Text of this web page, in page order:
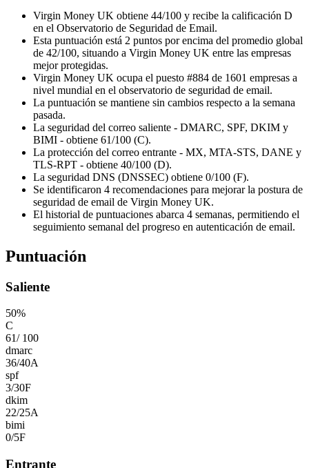
Virgin Money UK obtiene 44/100 y recibe la calificación D
en el Observatorio de Seguridad de Email.
Esta puntuación está 2 puntos por encima del promedio global
de 42/100, situando a Virgin Money UK entre las empresas
mejor protegidas.
Virgin Money UK ocupa el puesto #884 de 1601 empresas a
nivel mundial en el observatorio de seguridad de email.
La puntuación se mantiene sin cambios respecto a la semana
pasada.
La seguridad del correo saliente - DMARC, SPF, DKIM y
BIMI - obtiene 61/100 (C).
La protección del correo entrante - MX, MTA-STS, DANE y
TLS-RPT - obtiene 40/100 (D).
La seguridad DNS (DNSSEC) obtiene 0/100 (F).
Se identificaron 4 recomendaciones para mejorar la postura de
seguridad de email de Virgin Money UK.
El historial de puntuaciones abarca 4 semanas, permitiendo el
seguimiento semanal del progreso en autenticación de email.
Puntuación
Saliente
50%
C
61/ 100
dmarc
36/40A
spf
3/30F
dkim
22/25A
bimi
0/5F
Entrante